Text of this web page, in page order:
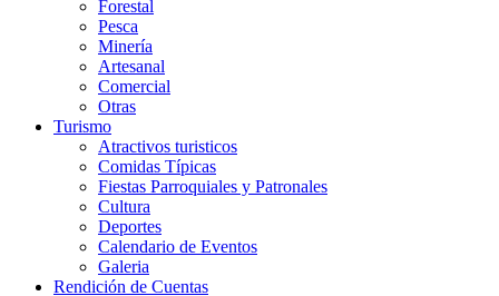
Forestal
Pesca
Minería
Artesanal
Comercial
Otras
Turismo
Atractivos turisticos
Comidas Típicas
Fiestas Parroquiales y Patronales
Cultura
Deportes
Calendario de Eventos
Galeria
Rendición de Cuentas